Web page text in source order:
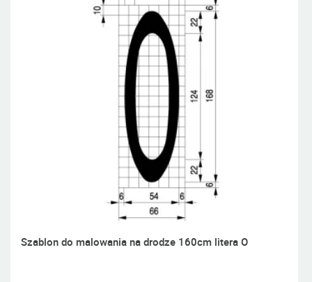
Szablon do malowania na drodze 160cm litera O